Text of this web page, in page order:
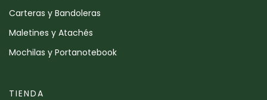
Carteras y Bandoleras
Maletines y Atachés
Mochilas y Portanotebook
TIENDA